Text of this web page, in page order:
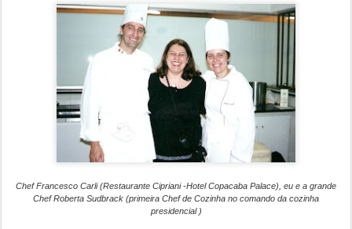
Chef Francesco Carli (Restaurante Cipriani -Hotel Copacaba Palace), eu e a grande
Chef Roberta Sudbrack (primeira Chef de Cozinha no comando da cozinha
presidencial )